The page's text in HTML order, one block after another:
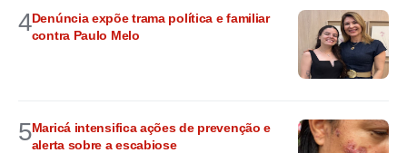
4Denúncia expõe trama política e familiar
contra Paulo Melo
5Maricá intensifica ações de prevenção e
alerta sobre a escabiose